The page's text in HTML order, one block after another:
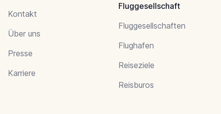
Kontakt
Über uns
Presse
Karriere
Fluggesellschaft
Fluggesellschaften
Flughafen
Reiseziele
Reisburos